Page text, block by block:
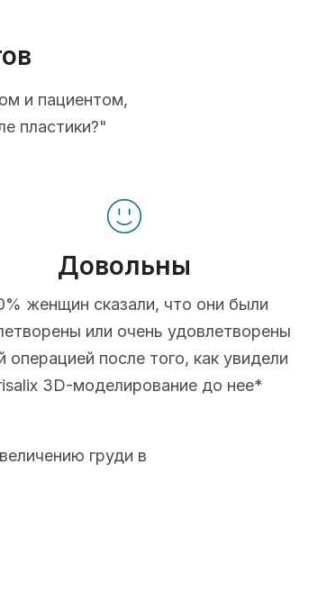
и пациентом,
пластики?"
Довольны
женщин сказали, что они были
или очень удовлетворены
операцией после того, как увидели
3D-моделирование до нее*
груди в